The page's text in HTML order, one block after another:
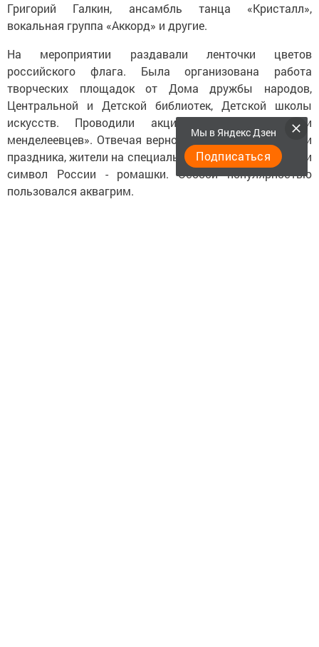
Григорий Галкин, ансамбль танца «Кристалл»,
вокальная группа «Аккорд» и другие.
На мероприятии раздавали ленточки цветов
российского флага. Была организована работа
творческих площадок от Дома дружбы народов,
Центральной и Детской библиотек, Детской школы
искусств. Проводили акцию «Триколор руками
менделеевцев». Отвечая верно на вопросы об истории
праздника, жители на специальном стенде прикрепляли
символ России - ромашки. Особой популярностью
пользовался аквагрим.
Мы в Яндекс Дзен
Подписаться